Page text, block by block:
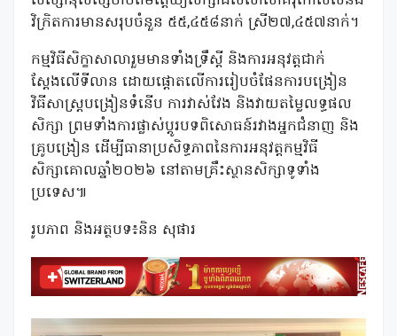
វិក្រិតការមានសរុបចំនួន ៥៥,៤៥៨នាក់ ស្រី២៧,៤៥៧នាក់។
កម្មវិធីសិក្ខាសាលារួមមានទាំងទ្រឹស្តី និងការអនុវត្តជាក់
ស្តែងលើទីលាន ដោយផ្តោតលើការរៀបចំផែនការបង្រៀន
វិធីសាស្ត្របង្រៀនទំនើប ការវាស់វែង និងវាយតម្លៃលទ្ធផល
សិក្សា ព្រមទាំងការផ្លាស់ប្តូរបទពិសោធន៍រវាងអ្នកជំនាញ និង
គ្រូបង្រៀន ដើម្បីធានាប្រសិទ្ធភាពនៃការអនុវត្តកម្មវិធី
សិក្សាគោលឆ្នាំ២០២៦ នៅតាមគ្រឹះស្ថានសិក្សាទូទាំង
ប្រទេស៕
រូបភាព និងអត្ថបទ៖និន សុផារ